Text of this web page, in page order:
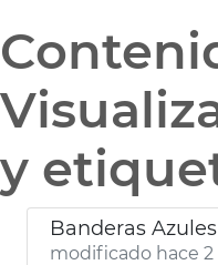
y
Banderas Azules
modificado hace 2